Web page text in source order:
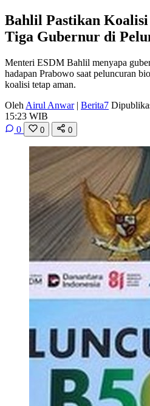
Bahlil Pastikan Koalisi
Tiga Gubernur di
Menteri ESDM Bahlil menyapa
hadapan Prabowo saat peluncuran
koalisi tetap aman.
Oleh Airul Anwar | Berita7
15:23 WIB
0
0 0